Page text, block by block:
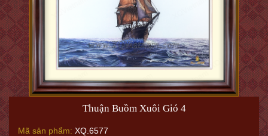
Thuận Buồm Xuôi Gió 4
Mã sản phẩm: XQ.6577